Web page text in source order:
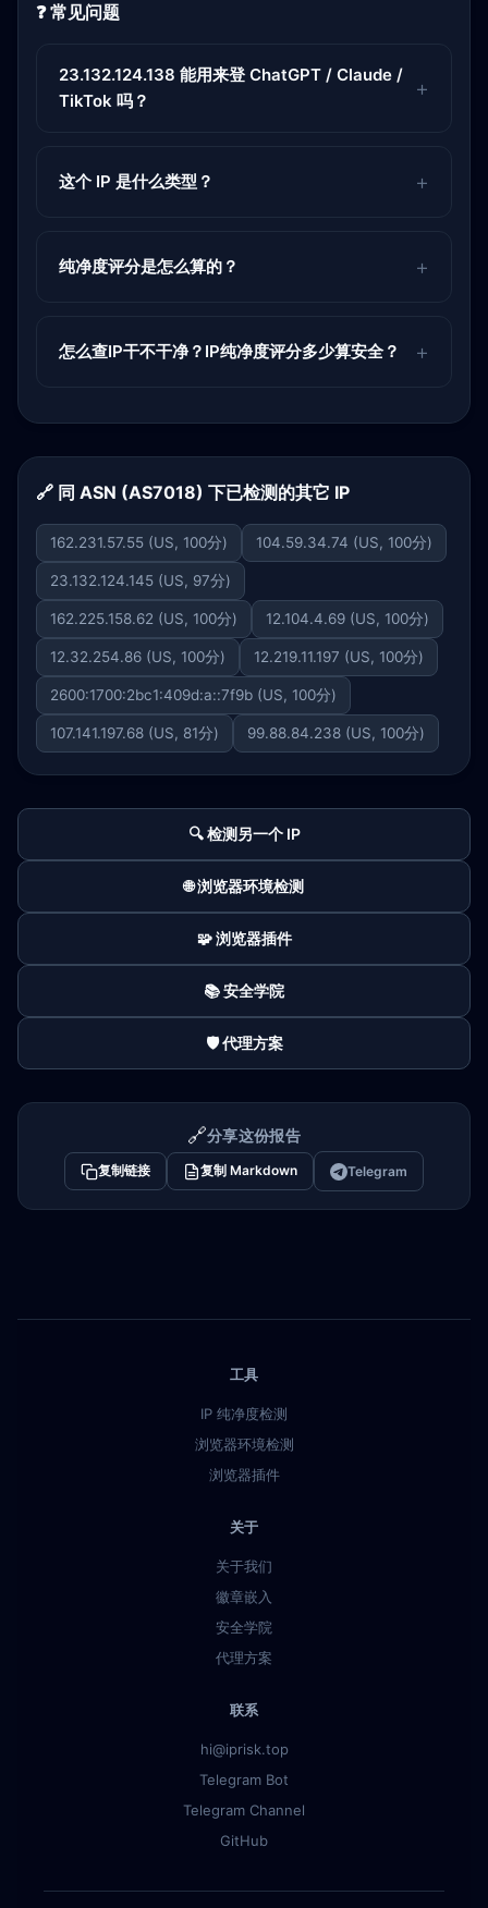
❓ 常见问题
23.132.124.138 能用来登 ChatGPT / Claude /
TikTok 吗？
这个 IP 是什么类型？
纯净度评分是怎么算的？
怎么查IP干不干净？IP纯净度评分多少算安全？
🔗 同 ASN (AS7018) 下已检测的其它 IP
162.231.57.55 (US, 100分) 104.59.34.74 (US, 100分)
23.132.124.145 (US, 97分)
162.225.158.62 (US, 100分) 12.104.4.69 (US, 100分)
12.32.254.86 (US, 100分) 12.219.11.197 (US, 100分)
2600:1700:2bc1:409d:a::7f9b (US, 100分)
107.141.197.68 (US, 81分) 99.88.84.238 (US, 100分)
🔍 检测另一个 IP
🌐 浏览器环境检测
🧩 浏览器插件
📚 安全学院
🛡️ 代理方案
🔗分享这份报告
复制链接 复制 Markdown Telegram
工具
IP 纯净度检测
浏览器环境检测
浏览器插件
关于
关于我们
徽章嵌入
安全学院
代理方案
联系
hi@iprisk.top
Telegram Bot
Telegram Channel
GitHub